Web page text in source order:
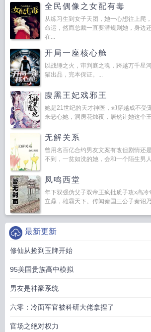
全民偶像之女配有毒
从练习生到女子天团，她一心想往上爬
命运，然而总裁一直要潜规则她，身边
在...
开局一座核心舱
以战锤之火，审判庭之魂，跨越万千星
猫出品，完本保证。...
腹黑王妃戏邪王
她是21世纪的天才神医，却穿越成不受
来恶心她，洞房花烛夜，居然让她这个
无解关系
曾用名百亿合约男友文案有改但剧情还
不到，一贫如洗的她，会和一个陌生男
凤鸣西堂
年下双强伪父子双帝王疯批质子攻x高冷
立鼎，雄霸天下。传闻秦国三公子秦诏
最新更新
修仙从捡到玉牌开始
95美国贵族高中模拟
男友是神豪系统
六零：冷面军官被科研大佬拿捏了
官场之绝对权力